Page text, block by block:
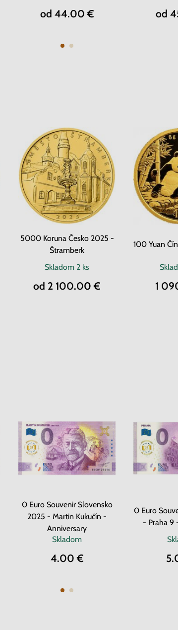
od 44.00 € od
5000 Koruna Česko 2025 -
Štramberk
Skladom 2 ks
od 2 100.00 €
100 Yuan
1
0 Euro Souvenir Slovensko
2025 - Martin Kukučín -
Anniversary
Skladom
4.00 €
0 Euro
- Praha 9